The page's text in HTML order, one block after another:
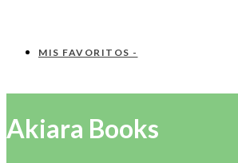
MIS FAVORITOS -
Akiara Books